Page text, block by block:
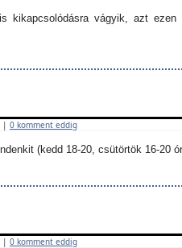
kikapcsolódásra vágyik, azt
| 0 komment eddig
(kedd 18-20, csütörtök 16-20
| 0 komment eddig